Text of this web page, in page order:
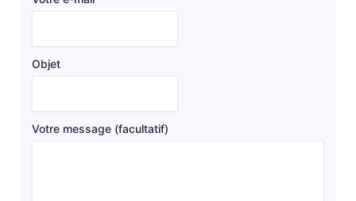
Objet
Votre message (facultatif)